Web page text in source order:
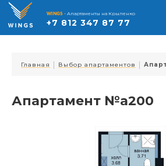
WINGS - Апартаменты на Крыленко
+7 812 347 87 77
Главная | Выбор апартаментов |
Апартамент №a200